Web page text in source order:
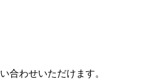
合わせいただけます。